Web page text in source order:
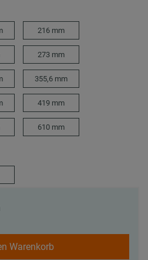
216 mm
273 mm
355,6 mm
419 mm
610 mm
Warenkorb